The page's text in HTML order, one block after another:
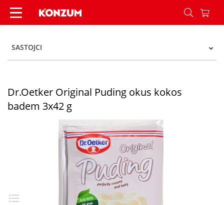
Dr.Oetker Original Puding okus kokos badem
SASTOJCI
Dr.Oetker Original Puding okus kokos
badem 3x42 g